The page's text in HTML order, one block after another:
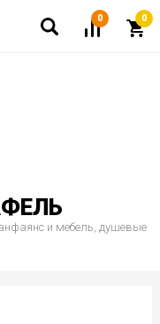
0 0
и мебель, душевые